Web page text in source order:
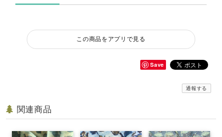
この商品をアプリで見る
Save
通報する
関連商品